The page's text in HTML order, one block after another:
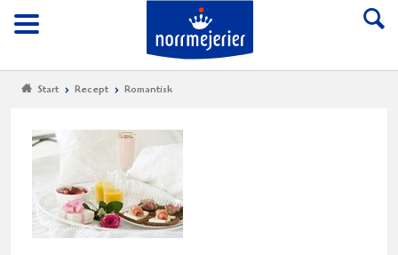
Meny
Till Norrmejerier
Start Recept Romantisk